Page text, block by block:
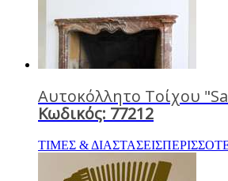
Αυτοκόλλητο Τοίχου
Κωδικός: 77212
ΤΙΜΕΣ & ΔΙΑΣΤΑΣΕΙΣ